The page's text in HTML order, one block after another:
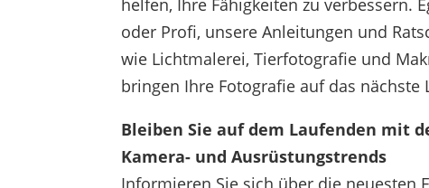
helfen, Ihre Fähigkeiten zu verbessern.
oder Profi, unsere Anleitungen und
wie Lichtmalerei, Tierfotografie und
bringen Ihre Fotografie auf das nächste
Bleiben Sie auf dem Laufenden mit
Kamera- und Ausrüstungstrends